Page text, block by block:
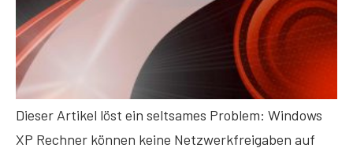
Dieser Artikel löst ein seltsames Problem: Windows
XP Rechner können keine Netzwerkfreigaben auf